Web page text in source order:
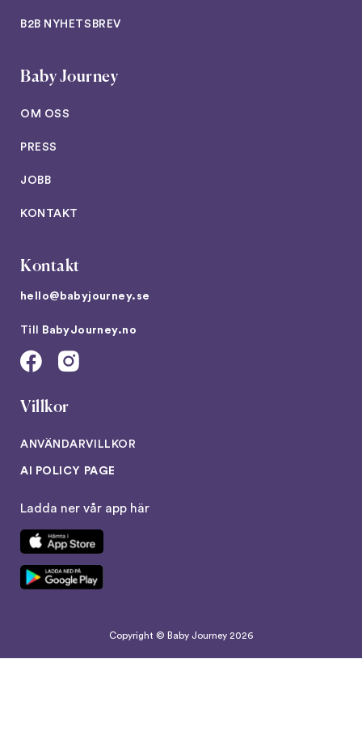
B2B NYHETSBREV
Baby Journey
OM OSS
PRESS
JOBB
KONTAKT
Kontakt
hello@babyjourney.se
Till BabyJourney.no
Villkor
ANVÄNDARVILLKOR
AI POLICY PAGE
Ladda ner vår app här
Copyright © Baby Journey 2026